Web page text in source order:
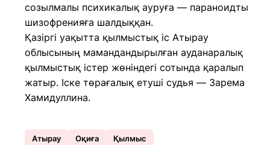
созылмалы психикалық ауруға — параноидты
шизофренияға шалдыққан.
Қазіргі уақытта қылмыстық іс Атырау
облысының мамандандырылған ауданаралық
қылмыстық істер жөніндегі сотында қаралып
жатыр. Іске төрағалық етуші судья — Зарема
Хамидуллина.
Атырау Оқиға Қылмыс